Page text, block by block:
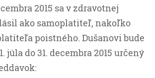
2015 sa v zdravotnej
ako samoplatiteľ, nakoľko
poistného. Dušanovi bude
júla do 31. decembra 2015 určený